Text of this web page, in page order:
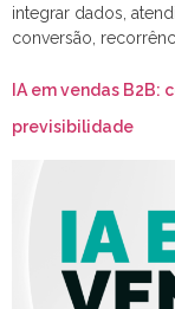
integrar dados,
conversão,
IA em vendas
previsibilidade